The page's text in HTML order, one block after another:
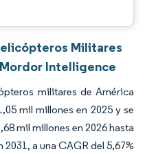
Militares
Intelligence
militares de América
mil millones en 2025 y se
mil millones en 2026 hasta
a una CAGR del 5,67%